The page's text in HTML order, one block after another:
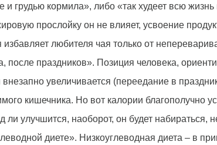
грудью кормила», либо «так худеет всю
прослойку он не влияет, усвоение
любителя чая только от
после праздников». Позиция человека,
увеличивается (переедание в
кишечника. Но вот калории
ли улучшится, наоборот, он будет
диете». Низкоуглеводная диета – в